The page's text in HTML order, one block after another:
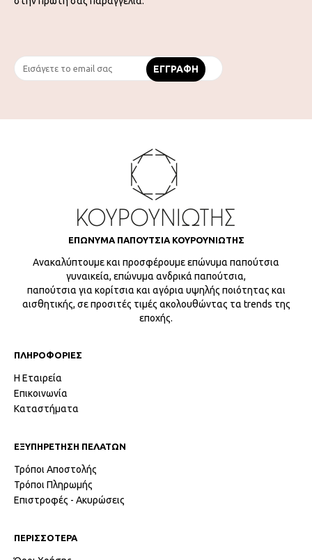
ΕΠΩΝΥΜΑ ΠΑΠΟΥΤΣΙΑ ΚΟΥΡΟΥΝΙΩΤΗΣ
Ανακαλύπτουμε και προσφέρουμε επώνυμα παπούτσια
γυναικεία, επώνυμα ανδρικά παπούτσια,
παπούτσια για κορίτσια και αγόρια υψηλής ποιότητας και
αισθητικής, σε προσιτές τιμές ακολουθώντας τα trends της
εποχής.
ΠΛΗΡΟΦΟΡΙΕΣ
Η Εταιρεία
Επικοινωνία
Καταστήματα
ΕΞΥΠΗΡΕΤΗΣΗ ΠΕΛΑΤΩΝ
Τρόποι Αποστολής
Τρόποι Πληρωμής
Επιστροφές - Ακυρώσεις
ΠΕΡΙΣΣΟΤΕΡΑ